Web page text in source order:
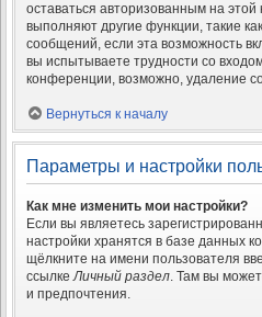
оставаться авторизованным на
выполняют другие функции, такие
сообщений, если эта возможность
вы испытываете трудности со
конференции, возможно, удаление
Вернуться к началу
Параметры и настройки
Как мне изменить мои настройки?
Если вы являетесь
настройки хранятся в базе данных
щёлкните на имени пользователя
ссылкеЛичный раздел. Там вы
и предпочтения.